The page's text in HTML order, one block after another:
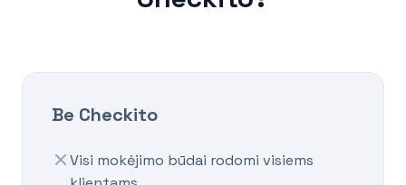
Be Checkito
Visi mokėjimo būdai rodomi visiems